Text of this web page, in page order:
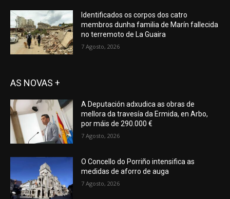
Identificados os corpos dos catro
membros dunha familia de Marín fallecida
no terremoto de La Guaira
7 Agosto, 2026
AS NOVAS +
A Deputación adxudica as obras de
mellora da travesía da Ermida, en Arbo,
por máis de 290.000 €
7 Agosto, 2026
O Concello do Porriño intensifica as
medidas de aforro de auga
7 Agosto, 2026